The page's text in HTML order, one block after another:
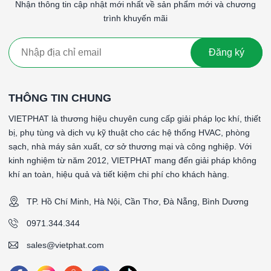
📞 Liên hệ báo giá & tư vấn
báo giá hộp lọc khung tôn 1000×1540×1255mm
tư vấn cấu hình lọc phù hợp hoặc đặt hàng theo yêu cầu kỹ
thuật, vui lòng liên hệ:
Email:
🌐Website: www.vietphat.com
– Đơn vị cung cấp
hộp lọc, lọc thô, lọc tinh, HEPA và giải pháp HVAC công
####
*Model: Hộp lọc gió tươi - không quạt
*Vật liệu khung: Khung tole mạ kẽm 1.5mm
*Kích thước đầu gió vào: Ống Vuông 800x800
Nhận thông tin cập nhật mới nhất về sản phẩm mới và chương
trình khuyến mãi
Đăng ký
THÔNG TIN CHUNG
VIETPHAT là thương hiệu chuyên cung cấp giải pháp lọc khí, thiết
bị, phụ tùng và dịch vụ kỹ thuật cho các hệ thống HVAC, phòng
sạch, nhà máy sản xuất, cơ sở thương mại và công nghiệp. Với
kinh nghiệm từ năm 2012, VIETPHAT mang đến giải pháp không
khí an toàn, hiệu quả và tiết kiệm chi phí cho khách hàng.
TP. Hồ Chí Minh, Hà Nội, Cần Thơ, Đà Nẵng, Bình Dương
0971.344.344
sales@vietphat.com